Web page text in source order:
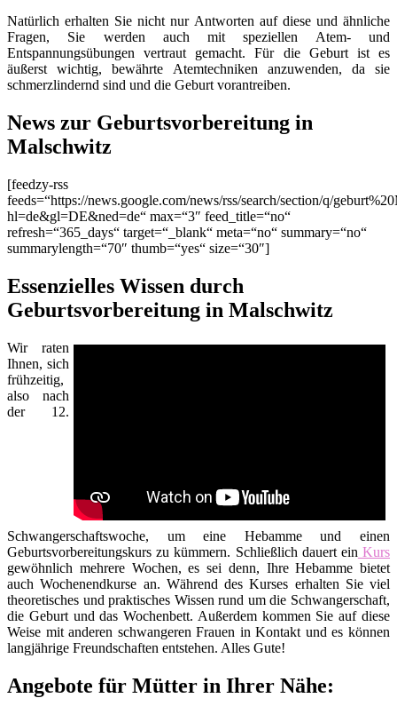
Natürlich erhalten Sie nicht nur Antworten auf diese und ähnliche
Fragen, Sie werden auch mit speziellen Atem- und
Entspannungsübungen vertraut gemacht. Für die Geburt ist es
äußerst wichtig, bewährte Atemtechniken anzuwenden, da sie
schmerzlindernd sind und die Geburt vorantreiben.
News zur Geburtsvorbereitung in
Malschwitz
[feedzy-rss
feeds=“https://news.google.com/news/rss/search/section/q/
hl=de&gl=DE&ned=de“ max=“3″ feed_title=“no“
refresh=“365_days“ target=“_blank“ meta=“no“ summary=“no“
summarylength=“70″ thumb=“yes“ size=“30″]
Essenzielles Wissen durch
Geburtsvorbereitung in Malschwitz
Wir raten
Ihnen, sich
frühzeitig,
also nach
der 12.
Schwangerschaftswoche, um eine Hebamme und einen
Geburtsvorbereitungskurs zu kümmern. Schließlich dauert ein Kurs
gewöhnlich mehrere Wochen, es sei denn, Ihre Hebamme bietet
auch Wochenendkurse an. Während des Kurses erhalten Sie viel
theoretisches und praktisches Wissen rund um die Schwangerschaft,
die Geburt und das Wochenbett. Außerdem kommen Sie auf diese
Weise mit anderen schwangeren Frauen in Kontakt und es können
langjährige Freundschaften entstehen. Alles Gute!
Angebote für Mütter in Ihrer Nähe: